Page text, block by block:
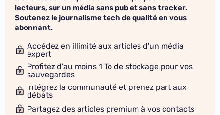
lecteurs, sur un média sans pub et sans tracker.
Soutenez le journalisme tech de qualité en vous
abonnant.
Accédez en illimité aux articles d'un média
expert
Profitez d'au moins 1 To de stockage pour vos
sauvegardes
Intégrez la communauté et prenez part aux
débats
Partagez des articles premium à vos contacts